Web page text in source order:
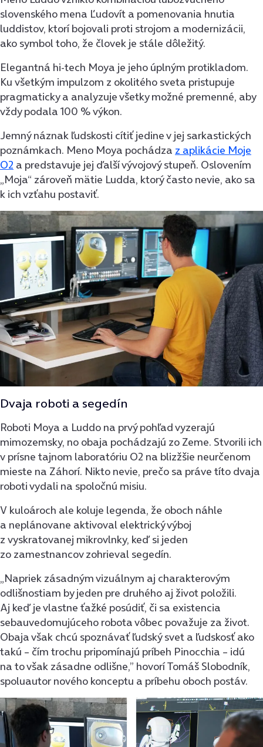
slovenského mena Ľudovít a pomenovania hnutia
luddistov, ktorí bojovali proti strojom a modernizácii,
ako symbol toho, že človek je stále dôležitý.
Elegantná hi-tech Moya je jeho úplným protikladom.
Ku všetkým impulzom z okolitého sveta pristupuje
pragmaticky a analyzuje všetky možné premenné, aby
vždy podala 100 % výkon.
Jemný náznak ľudskosti cítiť jedine v jej sarkastických
poznámkach. Meno Moya pochádza z aplikácie Moje
O2 a predstavuje jej ďalší vývojový stupeň. Oslovením
„Moja“ zároveň mätie Ludda, ktorý často nevie, ako sa
k ich vzťahu postaviť.
Dvaja roboti a segedín
Roboti Moya a Luddo na prvý pohľad vyzerajú
mimozemsky, no obaja pochádzajú zo Zeme. Stvorili ich
v prísne tajnom laboratóriu O2 na blizžšie neurčenom
mieste na Záhorí. Nikto nevie, prečo sa práve títo dvaja
roboti vydali na spoločnú misiu.
V kuloároch ale koluje legenda, že oboch náhle
a neplánovane aktivoval elektrický výboj
z vyskratovanej mikrovlnky, keď si jeden
zo zamestnancov zohrieval segedín.
„Napriek zásadným vizuálnym aj charakterovým
odlišnostiam by jeden pre druhého aj život položili.
Aj keď je vlastne ťažké posúdiť, či sa existencia
sebauvedomujúceho robota vôbec považuje za život.
Obaja však chcú spoznávať ľudský svet a ľudskosť ako
takú – čím trochu pripomínajú príbeh Pinocchia – idú
na to však zásadne odlišne,” hovorí Tomáš Slobodník,
spoluautor nového konceptu a príbehu oboch postáv.